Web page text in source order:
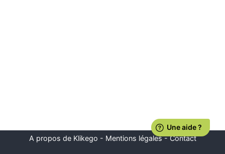
A propos de Klikego - Mentions légales-Contact